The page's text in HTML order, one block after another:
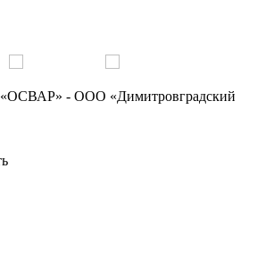
- ООО «Димитровградский